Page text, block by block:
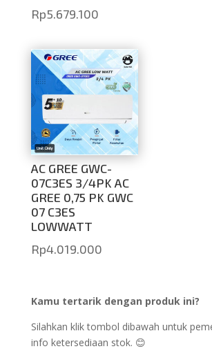
Rp5.679.100
AC GREE GWC-
07C3ES 3/4PK AC
GREE 0,75 PK GWC
07 C3ES
LOWWATT
Rp4.019.000
Kamu tertarik dengan produk ini?
Silahkan klik tombol dibawah untuk
info ketersediaan stok. 😊